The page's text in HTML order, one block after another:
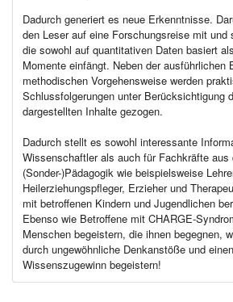
Dadurch generiert es neue Erkenntnisse.
den Leser auf eine Forschungsreise mit und
die sowohl auf quantitativen Daten basiert
Momente einfängt. Neben der ausführlichen
methodischen Vorgehensweise werden
Schlussfolgerungen unter Berücksichtigung
dargestellten Inhalte gezogen.
Dadurch stellt es sowohl interessante
Wissenschaftler als auch für Fachkräfte aus
(Sonder-)Pädagogik wie beispielsweise
Heilerziehungspfleger, Erzieher und
mit betroffenen Kindern und Jugendlichen
Ebenso wie Betroffene mit CHARGE-
Menschen begeistern, die ihnen begegnen,
durch ungewöhnliche Denkanstöße und
Wissenszugewinn begeistern!